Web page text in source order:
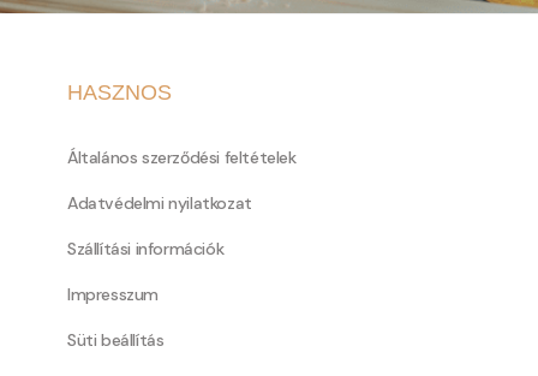
HASZNOS
Általános szerződési feltételek
Adatvédelmi nyilatkozat
Szállítási információk
Impresszum
Süti beállítás